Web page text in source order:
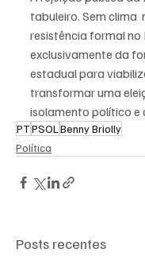
tabuleiro. Sem clima
resistência formal no
exclusivamente da
estadual para
transformar uma
isolamento político e
PTPSOL Benny Briolly
Política
Posts recentes